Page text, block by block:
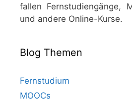
fallen Fernstudiengänge,
und andere Online-Kurse.
Blog Themen
Fernstudium
MOOCs